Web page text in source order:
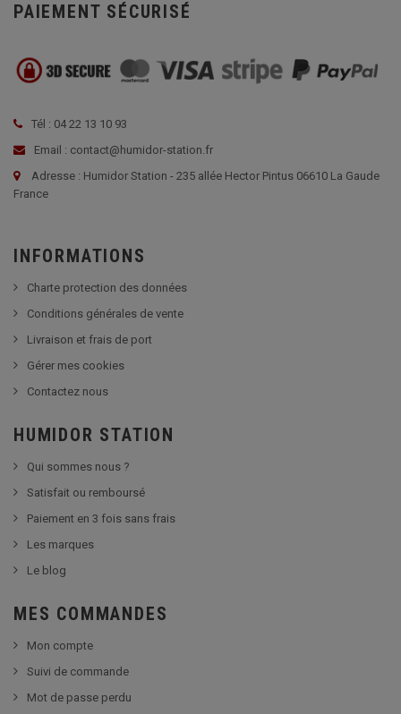
PAIEMENT SÉCURISÉ
Tél : 04 22 13 10 93
Email : contact@humidor-station.fr
Adresse : Humidor Station - 235 allée Hector Pintus 06610 La Gaude
France
INFORMATIONS
Charte protection des données
Conditions générales de vente
Livraison et frais de port
Gérer mes cookies
Contactez nous
HUMIDOR STATION
Qui sommes nous ?
Satisfait ou remboursé
Paiement en 3 fois sans frais
Les marques
Le blog
MES COMMANDES
Mon compte
Suivi de commande
Mot de passe perdu